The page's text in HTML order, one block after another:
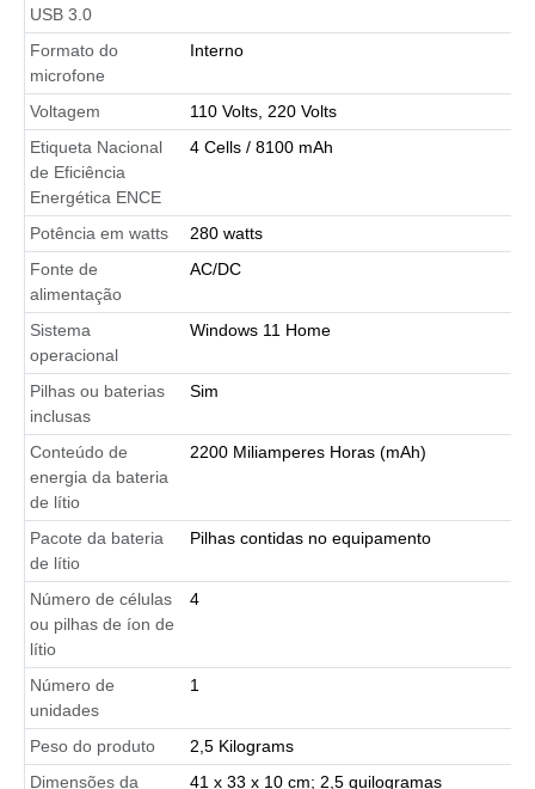
USB 3.0
Formato do
microfone
Interno
Voltagem
110 Volts, 220 Volts
Etiqueta Nacional
de Eficiência
Energética ENCE
4 Cells / 8100 mAh
Potência em watts
280 watts
Fonte de
alimentação
AC/DC
Sistema
operacional
Windows 11 Home
Pilhas ou baterias
inclusas
Sim
Conteúdo de
energia da bateria
de lítio
2200 Miliamperes Horas (mAh)
Pacote da bateria
de lítio
Pilhas contidas no equipamento
Número de células
ou pilhas de íon de
lítio
4
Número de
unidades
1
Peso do produto
2,5 Kilograms
Dimensões da
41 x 33 x 10 cm; 2,5 quilogramas